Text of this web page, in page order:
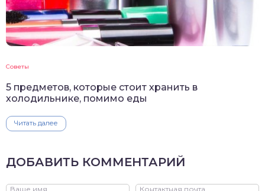
Советы
5 предметов, которые стоит хранить в
холодильнике, помимо еды
Читать далее
ДОБАВИТЬ КОММЕНТАРИЙ